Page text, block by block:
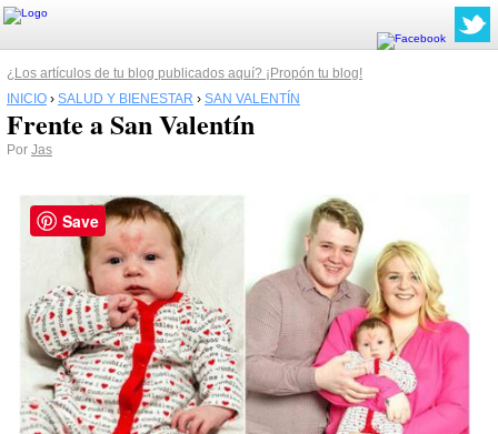
¿Los artículos de tu blog publicados aquí? ¡Propón tu blog!
INICIO › SALUD Y BIENESTAR › SAN VALENTÍN
Frente a San Valentín
Por Jas
Save